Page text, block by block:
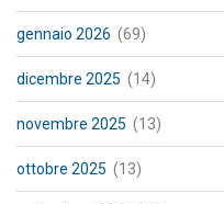
gennaio 2026 (69)
dicembre 2025 (14)
novembre 2025 (13)
ottobre 2025 (13)